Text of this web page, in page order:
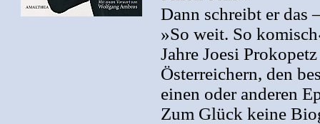
Dann schreibt er das
»So weit. So
Jahre Joesi
Österreichern, den
einen oder anderen
Zum Glück keine